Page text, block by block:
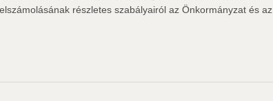
részletes szabályairól az Önkormányzat és az